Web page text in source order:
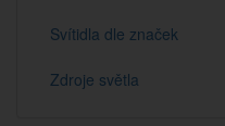
Svítidla dle značek
Zdroje světla